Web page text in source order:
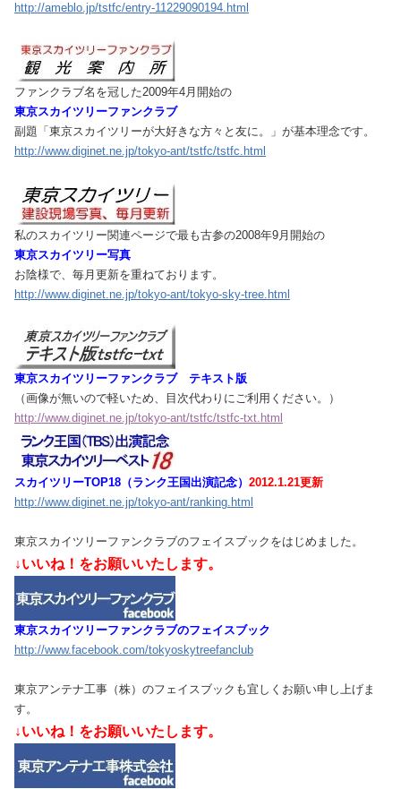
http://ameblo.jp/tstfc/entry-11229090194.html
ファンクラブ名を冠した2009年4月開始の
東京スカイツリーファンクラブ
副題「東京スカイツリーが大好きな方々と友に。」が基本理念です。
http://www.diginet.ne.jp/tokyo-ant/tstfc/tstfc.html
私のスカイツリー関連ページで最も古参の2008年9月開始の
東京スカイツリー写真
お陰様で、毎月更新を重ねております。
http://www.diginet.ne.jp/tokyo-ant/tokyo-sky-tree.html
東京スカイツリーファンクラブ テキスト版
（画像が無いので軽いため、目次代わりにご利用ください。）
http://www.diginet.ne.jp/tokyo-ant/tstfc/tstfc-txt.html
スカイツリーTOP18（ランク王国出演記念） 2012.1.21更新
http://www.diginet.ne.jp/tokyo-ant/ranking.html
東京スカイツリーファンクラブのフェイスブックをはじめました。
↓いいね！をお願いいたします。
東京スカイツリーファンクラブのフェイスブック
http://www.facebook.com/tokyoskytreefanclub
東京アンテナ工事（株）のフェイスブックも宜しくお願い申し上げま
す。
↓いいね！をお願いいたします。